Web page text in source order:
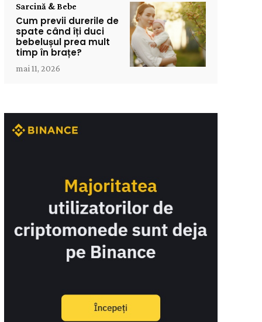
Sarcină & Bebe
Cum previi durerile de
spate când îți duci
bebelușul prea mult
timp în brațe?
mai 11, 2026